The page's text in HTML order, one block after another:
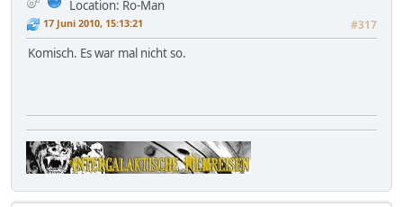
Location: Ro-Man
17 Juni 2010, 15:13:21 #317
Komisch. Es war mal nicht so.